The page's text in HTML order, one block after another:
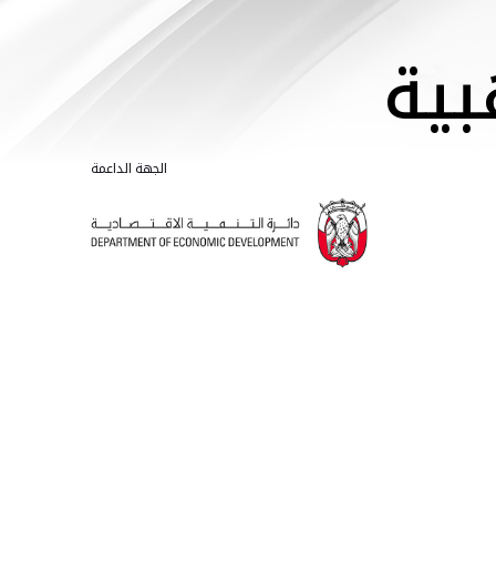
الجهة الداعمة